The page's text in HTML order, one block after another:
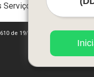
de 19/02/1998)